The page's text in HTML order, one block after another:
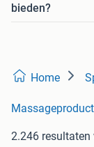
bieden?
Home
2.246 resultaten